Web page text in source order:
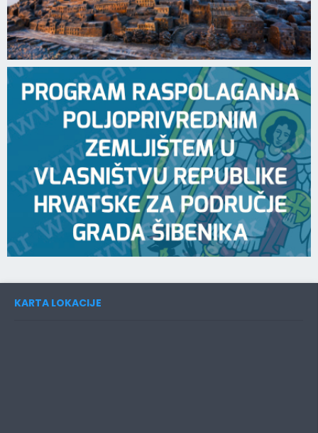
KARTA LOKACIJE